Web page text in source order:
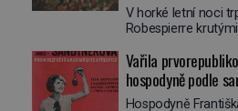
nelitoval?
V horké letní noci
Robespierre
víří kolotoč
probere z mdlob,
na jednu z
jasnovidek, kterou
Vařila
hospodyně podle
Hospodyně